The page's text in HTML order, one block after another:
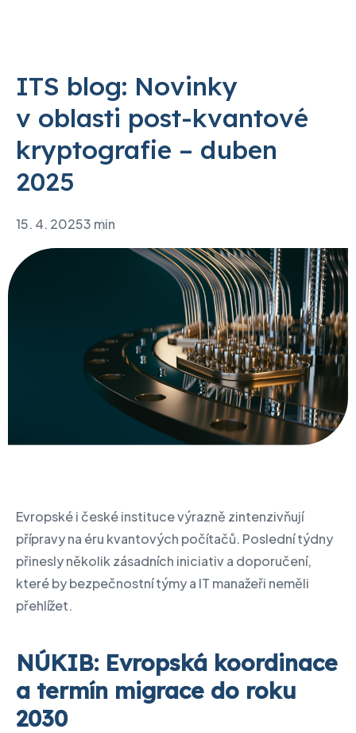
ITS blog: Novinky
v oblasti post-kvantové
kryptografie – duben
2025
15. 4. 20253 min
Evropské i české instituce výrazně zintenzivňují
přípravy na éru kvantových počítačů. Poslední týdny
přinesly několik zásadních iniciativ a doporučení,
které by bezpečnostní týmy a IT manažeři neměli
přehlížet.
NÚKIB: Evropská koordinace
a termín migrace do roku
2030